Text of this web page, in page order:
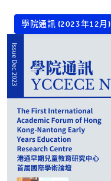
學院通訊 (2023年12月)